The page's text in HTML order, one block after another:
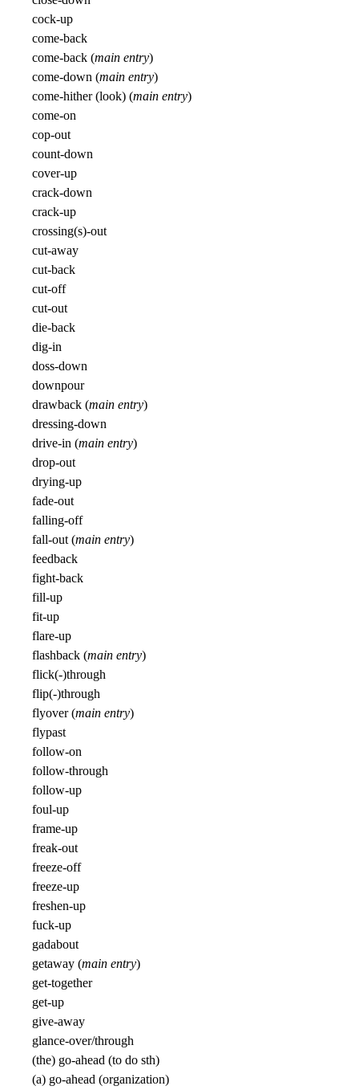
cock-up
come-back
come-back (main entry)
come-down (main entry)
come-hither (look) (main entry)
come-on
cop-out
count-down
cover-up
crack-down
crack-up
crossing(s)-out
cut-away
cut-back
cut-off
cut-out
die-back
dig-in
doss-down
downpour
drawback (main entry)
dressing-down
drive-in (main entry)
drop-out
drying-up
fade-out
falling-off
fall-out (main entry)
feedback
fight-back
fill-up
fit-up
flare-up
flashback (main entry)
flick(-)through
flip(-)through
flyover (main entry)
flypast
follow-on
follow-through
follow-up
foul-up
frame-up
freak-out
freeze-off
freeze-up
freshen-up
fuck-up
gadabout
getaway (main entry)
get-together
get-up
give-away
glance-over/through
(the) go-ahead (to do sth)
(a) go-ahead (organization)